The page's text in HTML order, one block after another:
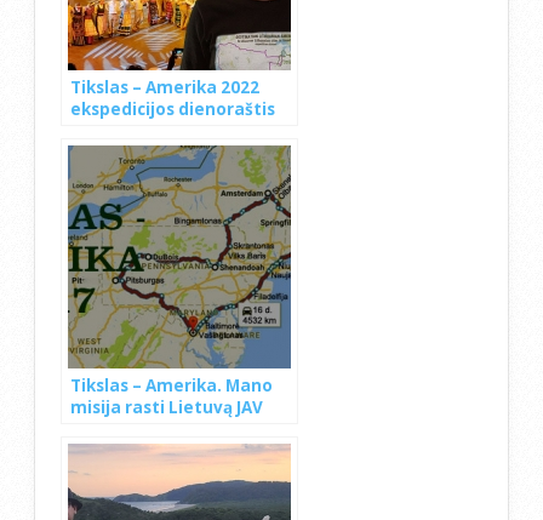
Tikslas – Amerika 2022
ekspedicijos dienoraštis
Tikslas – Amerika. Mano
misija rasti Lietuvą JAV